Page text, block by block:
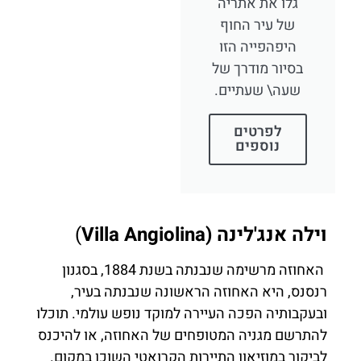
של עיר החוף
היפהפייה הזו
בסיור מודרך של
שעה\ שעתיים.
לפרטים
נוספים
וילה אנג'לינה (Villa Angiolina )
האחוזה מרשימה שנבנתה בשנת 1884, בסגנון
רנסנס, היא האחוזה הראשונה שנבנתה בעיר,
ובעקבותיה הפכה העיירה למוקד נופש עולמי. תוכלו
להתרשם מגניה המטופחים של האחוזה, או להיכנס